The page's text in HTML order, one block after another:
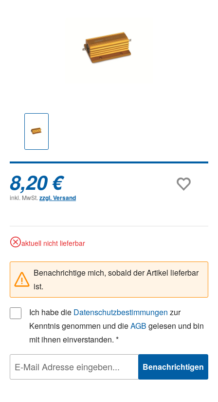
8,20 €
inkl. MwSt. zzgl. Versand
aktuell nicht lieferbar
Benachrichtige mich, sobald der Artikel lieferbar
ist.
Ich habe die Datenschutzbestimmungen zur
Kenntnis genommen und dieAGB gelesen und bin
mit ihnen einverstanden. *
Benachrichtigen